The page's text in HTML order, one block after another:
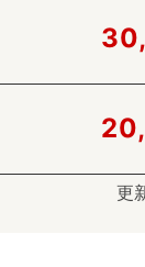
更